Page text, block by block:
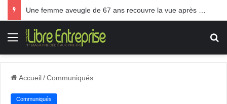
Menu
Accueil/Communiqués
Communiqués